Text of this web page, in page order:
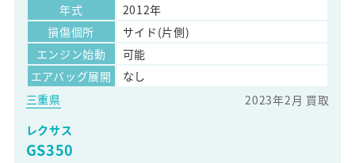
年式
2012年
損傷個所
サイド(片側)
エンジン始動
可能
エアバッグ展開
なし
三重県
2023年2月 買取
レクサス
GS350